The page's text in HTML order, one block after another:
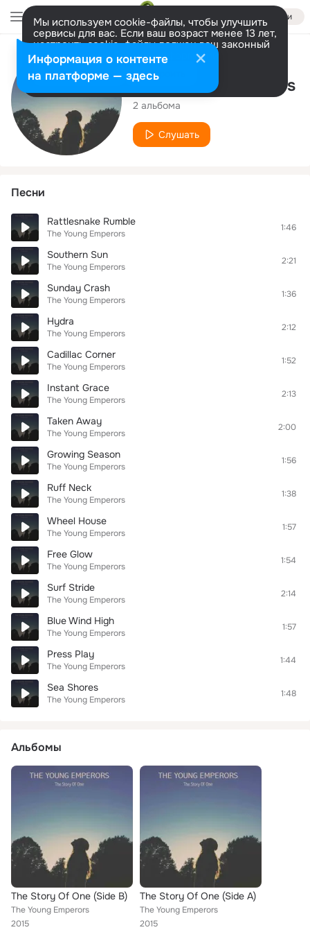
Войти
Мы используем cookie-файлы, чтобы улучшить
сервисы для вас. Если ваш возраст менее 13 лет,
настроить cookie-файлы должен ваш законный
представитель. Больше информации
Разрешить все Настроить
Исполнитель
The Young Emperors
2 альбома
Слушать
Песни
Rattlesnake Rumble
The Young Emperors
1:46
Southern Sun
The Young Emperors
2:21
Sunday Crash
The Young Emperors
1:36
Hydra
The Young Emperors
2:12
Cadillac Corner
The Young Emperors
1:52
Instant Grace
The Young Emperors
2:13
Taken Away
The Young Emperors
2:00
Growing Season
The Young Emperors
1:56
Ruff Neck
The Young Emperors
1:38
Wheel House
The Young Emperors
1:57
Free Glow
The Young Emperors
1:54
Surf Stride
The Young Emperors
2:14
Blue Wind High
The Young Emperors
1:57
Press Play
The Young Emperors
1:44
Sea Shores
The Young Emperors
1:48
Альбомы
The Story Of One (Side B)
The Young Emperors
2015
The Story Of One (Side A)
The Young Emperors
2015
Информация о контенте
на платформе — здесь